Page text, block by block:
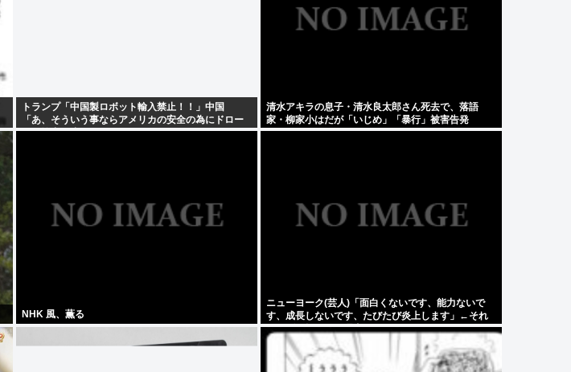
トランプ「中国製ロボット輸入禁止！！」中国
「あ、そういう事ならアメリカの安全の為にドロー
ンの輸出も止めるね？」
清水アキラの息子・清水良太郎さん死去で、落語
家・柳家小はだが「いじめ」「暴行」被害告発
NHK 風、薫る
ニューヨーク(芸人)「面白くないです、能力ないで
す、成長しないです、たびたび炎上します」←それ
でもゴリ押される理由